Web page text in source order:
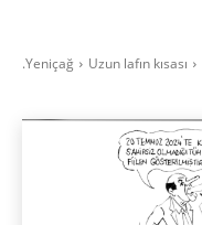
.Yeniçağ Uzun lafın kısası